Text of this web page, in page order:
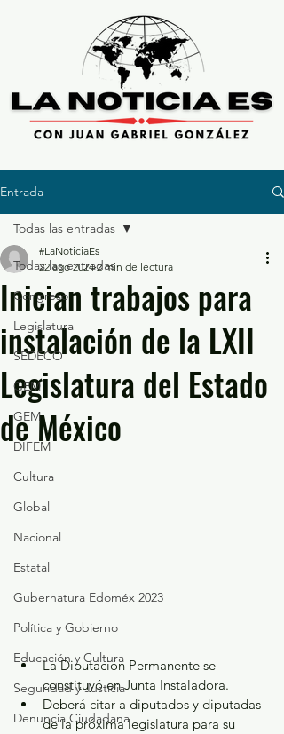
Entrada
Todas las entradas
Congreso
Legislatura
SEDECO
GEM
GEM
DIFEM
Cultura
Global
Nacional
Estatal
Gubernatura Edoméx 2023
Política y Gobierno
Educación y Cultura
Seguridad y Justicia
Denuncia Ciudadana
Todas las entradas
Inician trabajos para
instalación de la LXII
Legislatura del Estado
de México
#LaNoticiaEs
22 ago 2024 2 min de lectura
La Diputación Permanente se
constituyó en Junta Instaladora.
Deberá citar a diputados y diputadas
de la próxima legislatura para su